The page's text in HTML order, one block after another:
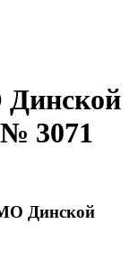
№ 3071
Динской